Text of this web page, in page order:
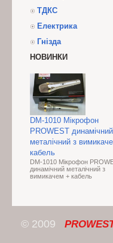
ТДКС
Електрика
Гнізда
НОВИНКИ
DM-1010 Мікрофон
PROWEST динамічний
металічний з
кабель
DM-1010 Мікрофон
динамічний металічний з
вимикачем + кабель
© 2009